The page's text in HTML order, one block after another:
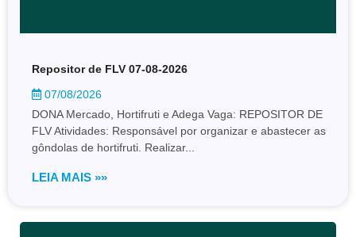
Repositor de FLV 07-08-2026
07/08/2026
DONA Mercado, Hortifruti e Adega Vaga: REPOSITOR DE
FLV Atividades: Responsável por organizar e abastecer as
gôndolas de hortifruti. Realizar...
LEIA MAIS »»